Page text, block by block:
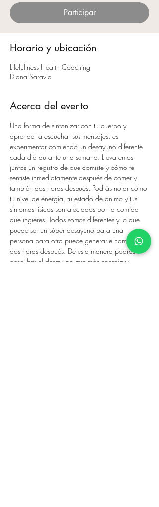
Participar
Horario y ubicación
Lifefullness Health Coaching
Diana Saravia
Acerca del evento
Una forma de sintonizar con tu cuerpo y
aprender a escuchar sus mensajes, es
experimentar comiendo un desayuno diferente
cada día durante una semana. Llevaremos
juntos un registro de qué comiste y cómo te
sentiste inmediatamente después de comer y
también dos horas después. Podrás notar cómo
tu nivel de energía, tu estado de ánimo y tus
síntomas físicos son afectados por la comida
que ingieres. Todos somos diferentes y lo que
puede ser un súper desayuno para una
persona para otra puede generarle hambre
dos horas después. De esta manera podrás
descubrir el desayuno que más energía y